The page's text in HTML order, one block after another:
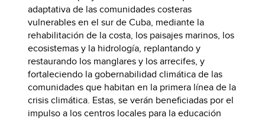
adaptativa de las comunidades costeras
vulnerables en el sur de Cuba, mediante la
rehabilitación de la costa, los paisajes marinos, los
ecosistemas y la hidrología, replantando y
restaurando los manglares y los arrecifes, y
fortaleciendo la gobernabilidad climática de las
comunidades que habitan en la primera línea de la
crisis climática. Estas, se verán beneficiadas por el
impulso a los centros locales para la educación